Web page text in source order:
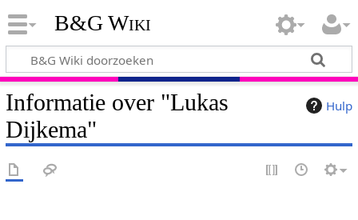
B&G Wiki
Hulp
Informatie over "Lukas
Dijkema"